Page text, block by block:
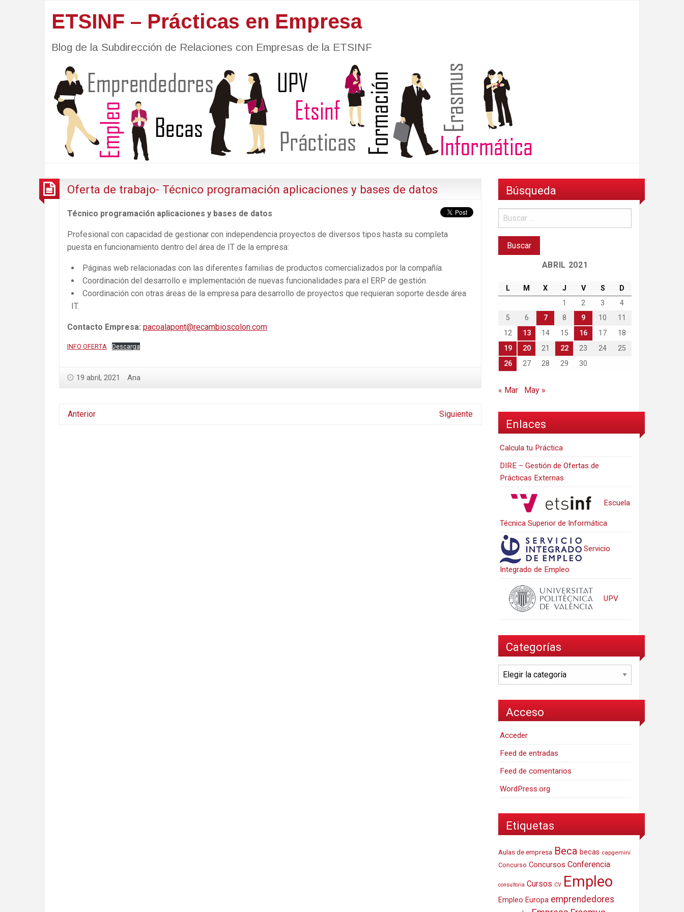
ETSINF – Prácticas en Empresa
Blog de la Subdirección de Relaciones con Empresas de la ETSINF
Oferta de trabajo- Técnico programación aplicaciones y bases de datos
Técnico programación aplicaciones y bases de datos
Profesional con capacidad de gestionar con independencia proyectos de diversos tipos hasta su completa
puesta en funcionamiento dentro del área de IT de la empresa:
Páginas web relacionadas con las diferentes familias de productos comercializados por la compañía.
Coordinación del desarrollo e implementación de nuevas funcionalidades para el ERP de gestión.
Coordinación con otras áreas de la empresa para desarrollo de proyectos que requieran soporte desde área
IT.
Contacto Empresa: pacoalapont@recambioscolon.com
INFO OFERTA Descarga
19 abril, 2021 Ana
Anterior Siguiente
Búsqueda
ABRIL 2021
L M X J V S
D
1
2 3
4
5
6 7 8 9 10
11
12
13 14 15 16 17
18
19
20 21 22 23 24
25
26
27 28 29 30
« Mar May »
Enlaces
Calcula tu Práctica
DIRE – Gestión de Ofertas de
Prácticas Externas
Escuela
Técnica Superior de Informática
Servicio
Integrado de Empleo
UPV
Categorías
Categorías
Acceso
Acceder
Feed de entradas
Feed de comentarios
WordPress.org
Etiquetas
Aulas de empresa Beca becas capgemini
Concurso Concursos Conferencia
consultoria Cursos CV Empleo
Empleo Europa emprendedores